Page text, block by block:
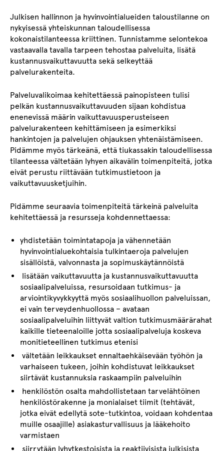
Julkisen hallinnon ja hyvinvointialueiden taloustilanne on
nykyisessä yhteiskunnan taloudellisessa
kokonaistilanteessa kriittinen. Tunnistamme selontekoa
vastaavalla tavalla tarpeen tehostaa palveluita, lisätä
kustannusvaikuttavuutta sekä selkeyttää
palvelurakenteita.
Palveluvalikoimaa kehitettäessä painopisteen tulisi
pelkän kustannusvaikuttavuuden sijaan kohdistua
enenevissä määrin vaikuttavuusperusteiseen
palvelurakenteen kehittämiseen ja esimerkiksi
hankintojen ja palvelujen ohjauksen yhtenäistämiseen.
Pidämme myös tärkeänä, että tiukassakin taloudellisessa
tilanteessa vältetään lyhyen aikavälin toimenpiteitä, jotka
eivät perustu riittävään tutkimustietoon ja
vaikuttavuusketjuihin.
Pidämme seuraavia toimenpiteitä tärkeinä palveluita
kehitettäessä ja resursseja kohdennettaessa:
yhdistetään toimintatapoja ja vähennetään
hyvinvointialuekohtaisia tulkintaeroja palvelujen
sisällöistä, valvonnasta ja sopimuskäytännöistä
lisätään vaikuttavuutta ja kustannusvaikuttavuutta
sosiaalipalveluissa, resursoidaan tutkimus- ja
arviointikyvykkyyttä myös sosiaalihuollon palveluissan,
ei vain terveydenhuollossa – avataan
sosiaalipalveluihin liittyvät valtion tutkimusmäärärahat
kaikille tieteenaloille jotta sosiaalipalveluja koskeva
monitieteellinen tutkimus etenisi
vältetään leikkaukset ennaltaehkäisevään työhön ja
varhaiseen tukeen, joihin kohdistuvat leikkaukset
siirtävät kustannuksia raskaampiin palveluihin
henkilöstön osalta mahdollistetaan tarvelähtöinen
henkilöstörakenne ja monialaiset tiimit (tehtävät,
jotka eivät edellytä sote-tutkintoa, voidaan kohdentaa
muille osaajille) asiakasturvallisuus ja lääkehoito
varmistaen
siirrytään lyhytkestoisista ja reaktiivisista julkisista